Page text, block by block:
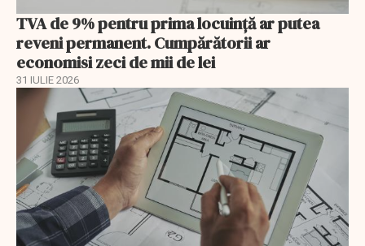
TVA de 9% pentru prima locuință ar putea
reveni permanent. Cumpărătorii ar
economisi zeci de mii de lei
31 IULIE 2026